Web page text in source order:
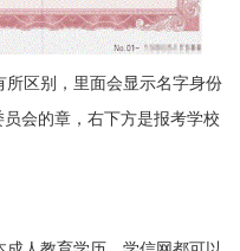
所区别，里面会显示名字身份
会的章，右下方是报考学校